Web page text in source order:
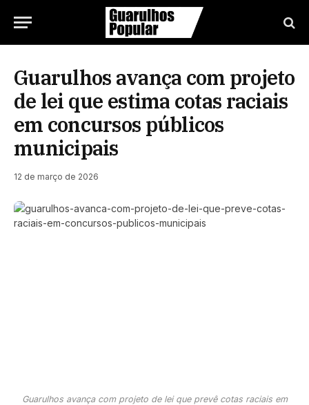
Guarulhos avança com projeto
de lei que estima cotas raciais
em concursos públicos
municipais
12 de março de 2026
Guarulhos avança com projeto de lei que prevê cotas raciais em